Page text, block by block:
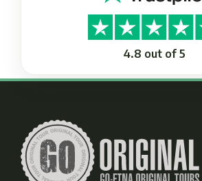
4.8 out of 5